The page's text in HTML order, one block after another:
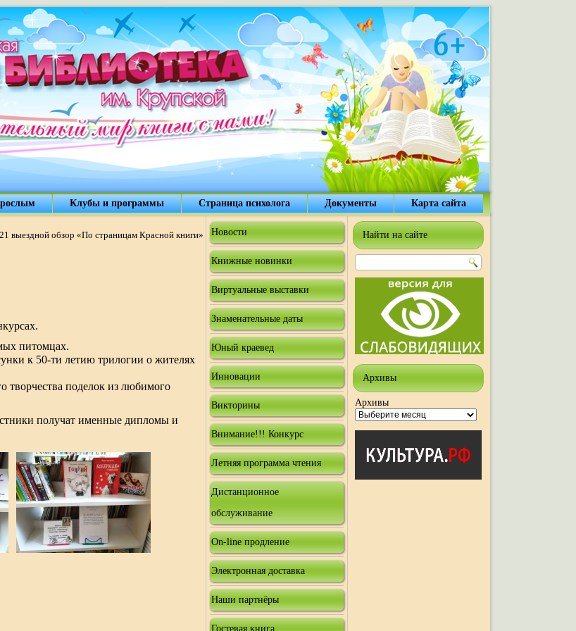
Клубы и программы Страница психолога Документы
Карта сайта
выездной обзор «По страницам Красной книги»
питомцах.
к 50-ти летию трилогии о жителях
поделок из любимого
получат именные дипломы и
Новости
Книжные новинки
Виртуальные выставки
Знаменательные даты
Юный краевед
Инновации
Викторины
Внимание!!! Конкурс
Летняя программа чтения
Дистанционное
обслуживание
On-line продление
Электронная доставка
Наши партнёры
Гостевая книга
Найти на сайте
Архивы
Архивы